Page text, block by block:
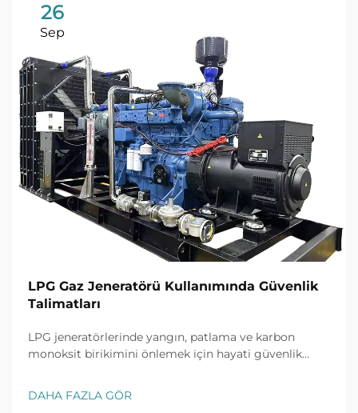
26
Sep
LPG Gaz Jeneratörü Kullanımında Güvenlik
Talimatları
LPG jeneratörlerinde yangın, patlama ve karbon
monoksit birikimini önlemek için hayati güvenlik
sızıntı tespiti ve acil durum protokollerini öğrenin.
Bugün ekibinizi ve tesisinizi koruyun.
DAHA FAZLA GÖR